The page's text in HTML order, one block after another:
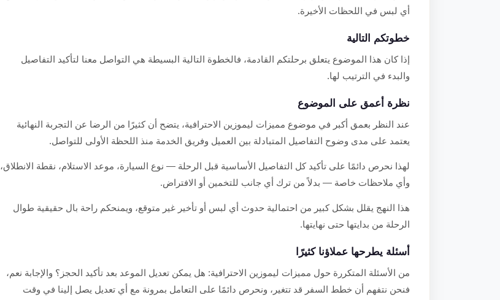
أي لبس في اللحظات الأخيرة.
خطوتكم التالية
إذا كان هذا الموضوع يتعلق برحلتكم القادمة، فالخطوة التالية البسيطة هي التواصل معنا لتأكيد التفاصيل
والبدء في الترتيب لها.
نظرة أعمق على الموضوع
عند النظر بعمق أكبر في موضوع مميزات ليموزين الاحترافية، يتضح أن كثيرًا من الرضا عن التجربة النهائية
يعتمد على مدى وضوح التفاصيل المتبادلة بين العميل وفريق الخدمة منذ اللحظة الأولى للتواصل.
لهذا نحرص دائمًا على تأكيد كل التفاصيل الأساسية قبل الرحلة — نوع السيارة، موعد الاستلام، نقطة الانطلاق،
وأي ملاحظات خاصة — بدلاً من ترك أي جانب للتخمين أو الافتراض.
هذا النهج يقلل بشكل كبير من احتمالية حدوث أي لبس أو تأخير غير متوقع، ويمنحكم راحة بال حقيقية طوال
الرحلة من بدايتها حتى نهايتها.
أسئلة يطرحها عملاؤنا كثيرًا
من الأسئلة المتكررة حول مميزات ليموزين الاحترافية: هل يمكن تعديل الموعد بعد تأكيد الحجز؟ والإجابة نعم،
فنحن نتفهم أن خطط السفر قد تتغير، ونحرص دائمًا على التعامل بمرونة مع أي تعديل يصل إلينا في وقت